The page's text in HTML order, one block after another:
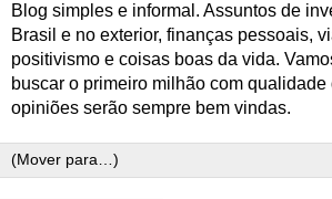
Blog simples e informal. Assuntos de
Brasil e no exterior, finanças pessoais,
positivismo e coisas boas da vida.
buscar o primeiro milhão com qualidade
opiniões serão sempre bem vindas.